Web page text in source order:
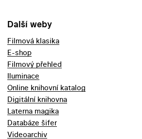
Další weby
Filmová klasika
E-shop
Filmový přehled
Iluminace
Online knihovní katalog
Digitální knihovna
Laterna magika
Databáze šifer
Videoarchiv